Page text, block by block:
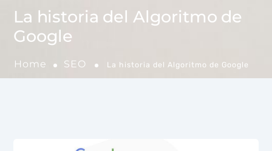
La historia del Algoritmo de
Google
Home SEO La historia del Algoritmo de Google